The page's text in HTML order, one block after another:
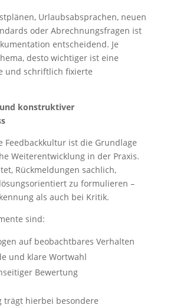
Urlaubsabsprachen, neuen
oder Abrechnungsfragen ist
entscheidend. Je
desto wichtiger ist eine
und schriftlich fixierte
konstruktiver
Feedbackkultur ist die Grundlage
Weiterentwicklung in der Praxis.
Rückmeldungen sachlich,
zu formulieren –
als auch bei Kritik.
sind:
auf beobachtbares Verhalten
und klare Wortwahl
Bewertung
trägt hierbei besondere